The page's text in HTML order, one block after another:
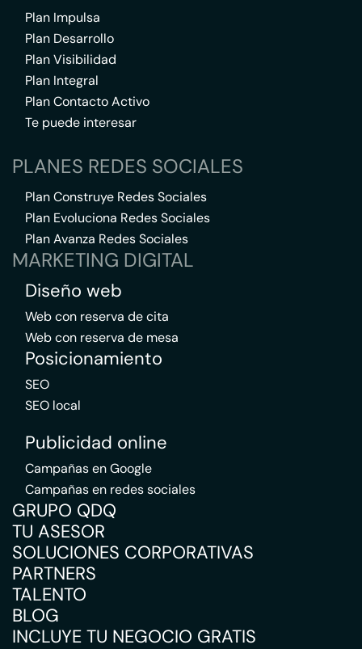
Plan Impulsa
Plan Desarrollo
Plan Visibilidad
Plan Integral
Plan Contacto Activo
Te puede interesar
PLANES REDES SOCIALES
Plan Construye Redes Sociales
Plan Evoluciona Redes Sociales
Plan Avanza Redes Sociales
MARKETING DIGITAL
Diseño web
Web con reserva de cita
Web con reserva de mesa
Posicionamiento
SEO
SEO local
Publicidad online
Campañas en Google
Campañas en redes sociales
GRUPO QDQ
TU ASESOR
SOLUCIONES CORPORATIVAS
PARTNERS
TALENTO
BLOG
INCLUYE TU NEGOCIO GRATIS